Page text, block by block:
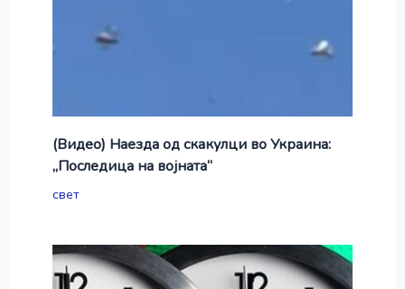
(Видео) Наезда од скакулци во Украина:
„Последица на војната“
свет